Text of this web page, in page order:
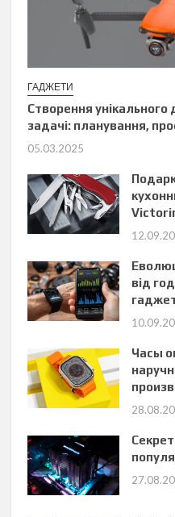
ГАДЖЕТИ
Створення унікального
задачі: планування,
05.03.2025
від
Часы